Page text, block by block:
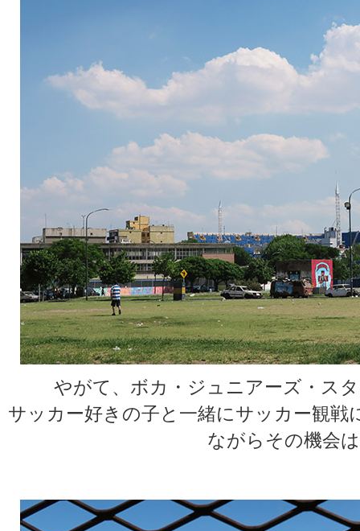
やがて、ボカ・ジュニアーズ・ス
サッカー好きの子と一緒にサッカー観
ながらその機会